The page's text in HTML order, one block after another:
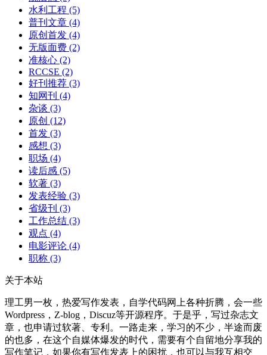
水利工程 (5)
普刊文章 (4)
原创首发 (4)
无版面费 (2)
准核心 (2)
RCCSE (2)
好刊推荐 (3)
知网刊 (4)
杂谈 (3)
原创 (12)
首发 (3)
感想 (3)
职场 (4)
读后感 (5)
软著 (3)
发表经验 (3)
省级刊 (3)
工作总结 (3)
观点 (4)
电影评论 (4)
职称 (3)
关于本站
理工男一枚，热爱写作发表，自学代码网上各种折腾，会一些
Wordpress，Z-blog，Discuz等开源程序。于是乎，写过杂志文
章，也申请过软著、专利。一路走来，学习的不少，半途而废
的也多，在这个自媒体爆发的时代，需要有个自留地分享我的
写作笔记，如果你有写作发表上的困扰，也可以与我互相交